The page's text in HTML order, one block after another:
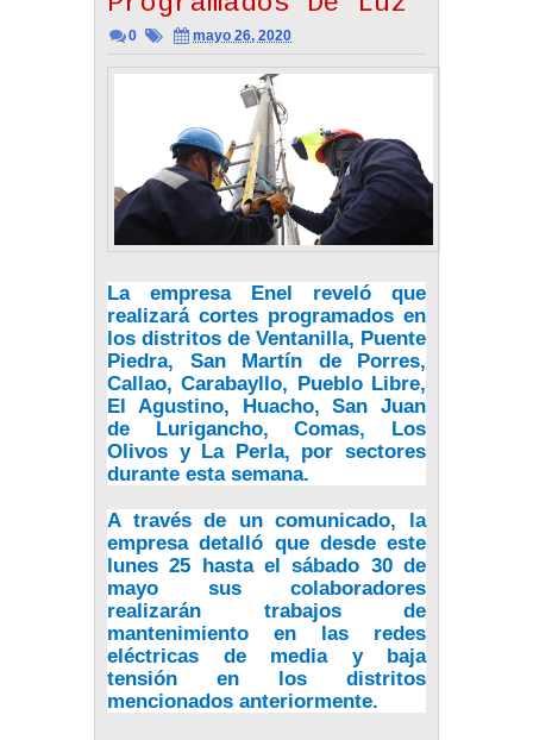
0 mayo 26, 2020
La empresa Enel reveló que
realizará cortes programados en
los distritos de Ventanilla, Puente
Piedra, San Martín de Porres,
Callao, Carabayllo, Pueblo Libre,
El Agustino, Huacho, San Juan
de Lurigancho, Comas, Los
Olivos y La Perla, por sectores
durante esta semana.
A través de un comunicado, la
empresa detalló que desde este
lunes 25 hasta el sábado 30 de
mayo sus colaboradores
realizarán trabajos de
mantenimiento en las redes
eléctricas de media y baja
tensión en los distritos
mencionados anteriormente.